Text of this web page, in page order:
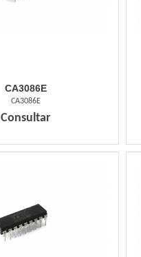
CA3086E
CA3086E
Consultar